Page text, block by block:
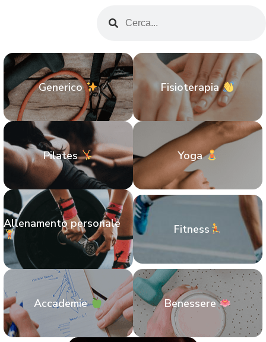
Generico Fisioterapia
Pilates Yoga
Allenamento personale Fitness
Accademie Benessere